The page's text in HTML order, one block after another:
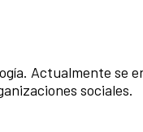
Actualmente se
sociales.